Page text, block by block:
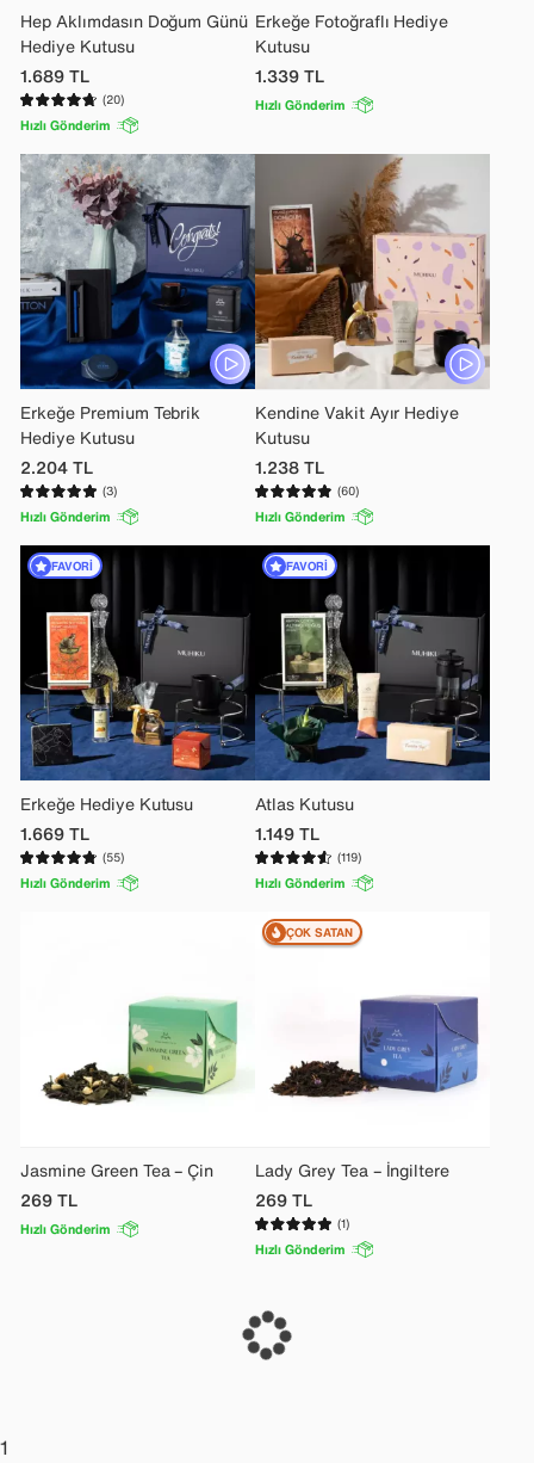
Hep Aklımdasın Doğum Günü
Hediye Kutusu
1.689TL
(20)
Hızlı Gönderim
Erkeğe Fotoğraflı Hediye
Kutusu
1.339TL
Hızlı Gönderim
Erkeğe Premium Tebrik
Hediye Kutusu
2.204TL
(3)
Hızlı Gönderim
Kendine Vakit Ayır Hediye
Kutusu
1.238TL
(60)
Hızlı Gönderim
Erkeğe Hediye Kutusu
1.669TL
(55)
Hızlı Gönderim
FAVORI
Atlas Kutusu
1.149TL
(119)
Hızlı Gönderim
FAVORI
Jasmine Green Tea – Çin
269TL
Hızlı Gönderim
Lady Grey Tea – İngiltere
269TL
(1)
Hızlı Gönderim
ÇOK SATAN
1